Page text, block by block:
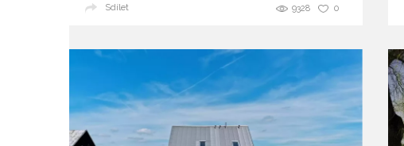
0
9328
Sdílet